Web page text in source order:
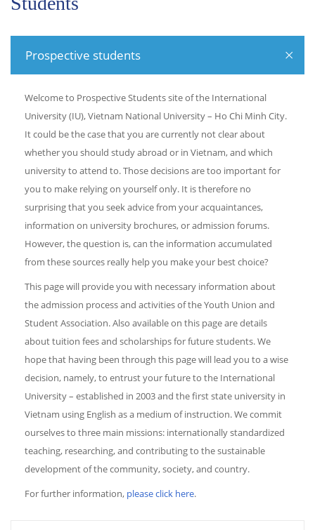
Prospective students
Welcome to Prospective Students site of the International
University (IU), Vietnam National University – Ho Chi Minh City.
It could be the case that you are currently not clear about
whether you should study abroad or in Vietnam, and which
university to attend to. Those decisions are too important for
you to make relying on yourself only. It is therefore no
surprising that you seek advice from your acquaintances,
information on university brochures, or admission forums.
However, the question is, can the information accumulated
from these sources really help you make your best choice?
This page will provide you with necessary information about
the admission process and activities of the Youth Union and
Student Association. Also available on this page are details
about tuition fees and scholarships for future students. We
hope that having been through this page will lead you to a wise
decision, namely, to entrust your future to the International
University – established in 2003 and the first state university in
Vietnam using English as a medium of instruction. We commit
ourselves to three main missions: internationally standardized
teaching, researching, and contributing to the sustainable
development of the community, society, and country.
For further information, please click here.